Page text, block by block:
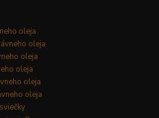
oleja
oleja
oleja
oleja
oleja
oleja